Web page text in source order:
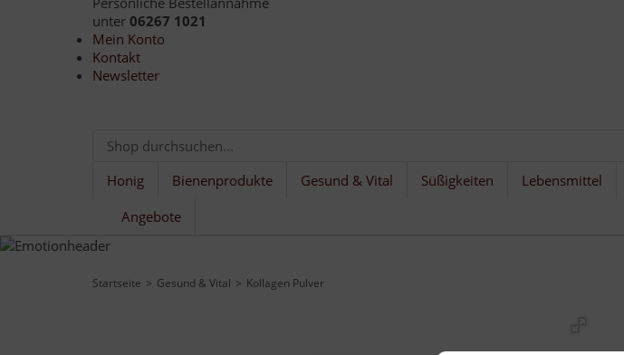
unter 06267 1021
Mein Konto
Kontakt
Newsletter
Honig Bienenprodukte Gesund & Vital Süßigkeiten Lebensmittel
Angebote
Startseite Gesund & Vital Kollagen Pulver